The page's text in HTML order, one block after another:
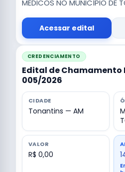
MÉDICOS NO MUNICÍPIO DE
Acessar edital
CREDENCIAMENTO
Edital de Chamamento
005/2026
CIDADE
Tonantins — AM
VALOR
R$ 0,00